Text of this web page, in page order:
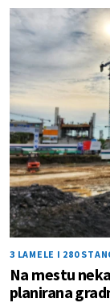
3 LAMELE I 280
Na mestu
planirana